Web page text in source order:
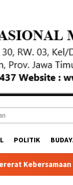
POLITIK
Kepala